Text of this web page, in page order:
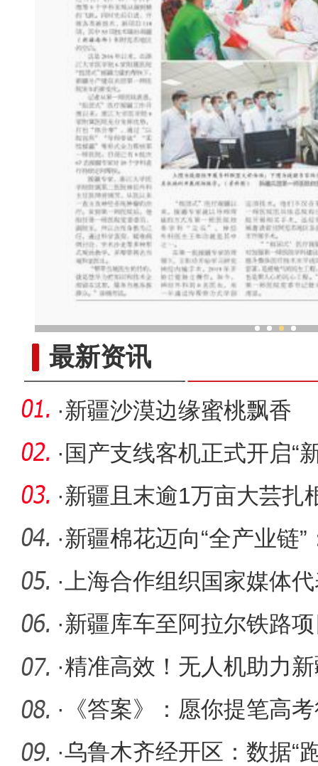
最新资讯
·新疆沙漠边缘蜜桃飘香
· 国产支线客机正式开启“
·新疆且末逾1万亩大芸扎
（图）
·新疆棉花迈向“全产业链”
个
·上海合作组织国家媒体
·新疆库车至阿拉尔铁路
通过评审
·精准高效！无人机助力
理
·
《答案》：愿你提笔高
月都做贺
·乌鲁木齐经开区：数据“